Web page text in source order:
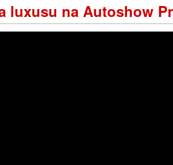
luxusu na Autoshow